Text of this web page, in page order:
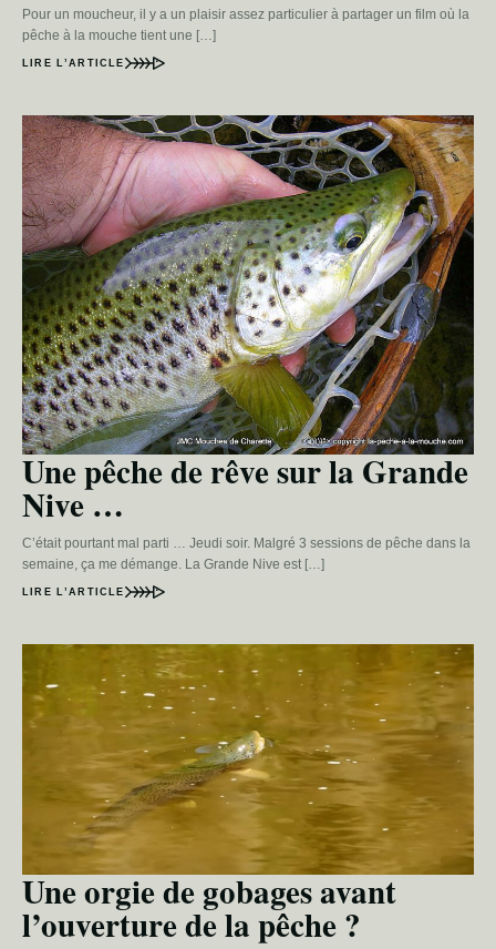
Pour un moucheur, il y a un plaisir assez particulier à partager un film où la
pêche à la mouche tient une […]
LIRE L’ARTICLE
Une pêche de rêve sur la Grande
Nive …
C’était pourtant mal parti … Jeudi soir. Malgré 3 sessions de pêche dans la
semaine, ça me démange. La Grande Nive est […]
LIRE L’ARTICLE
Une orgie de gobages avant
l’ouverture de la pêche ?